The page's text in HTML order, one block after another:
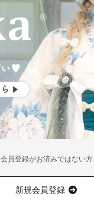
会員登録がお済みではない方
新規会員登録